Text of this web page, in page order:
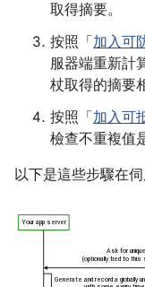
取得摘要。
按照「 加入可
服器端重新計
杖取得的摘要
按照「 加入可
檢查不重複值
以下是這些步驟在